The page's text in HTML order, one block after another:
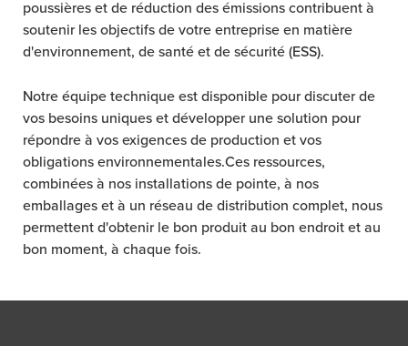
poussières et de réduction des émissions contribuent à
soutenir les objectifs de votre entreprise en matière
d'environnement, de santé et de sécurité (ESS).
Notre équipe technique est disponible pour discuter de
vos besoins uniques et développer une solution pour
répondre à vos exigences de production et vos
obligations environnementales.Ces ressources,
combinées à nos installations de pointe, à nos
emballages et à un réseau de distribution complet, nous
permettent d'obtenir le bon produit au bon endroit et au
bon moment, à chaque fois.